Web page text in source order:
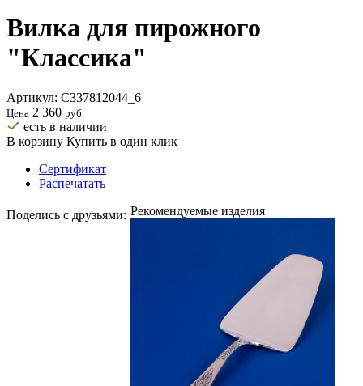
Вилка для пирожного
"Классика"
Артикул: С337812044_6
Цена 2 360 руб.
есть в наличии
В корзину Купить в один клик
Сертификат
Распечатать
Поделись с друзьями: Рекомендуемые изделия